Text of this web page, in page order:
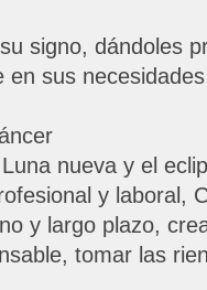
signo, dándoles
sus
nueva y el
y laboral,
y largo plazo,
tomar las